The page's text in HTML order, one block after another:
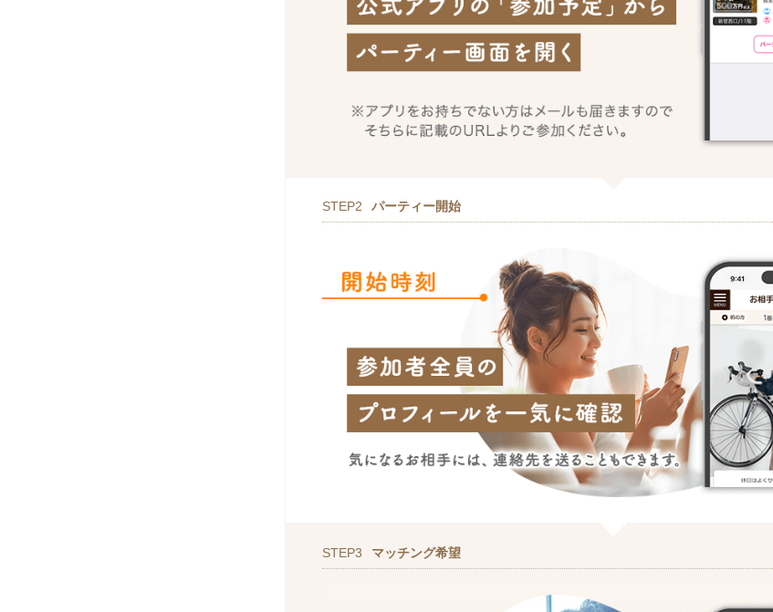
STEP2 パーティー開始
STEP3 マッチング希望